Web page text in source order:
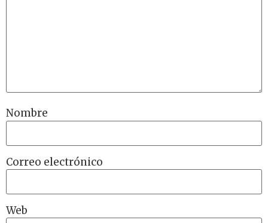
Nombre
Correo electrónico
Web